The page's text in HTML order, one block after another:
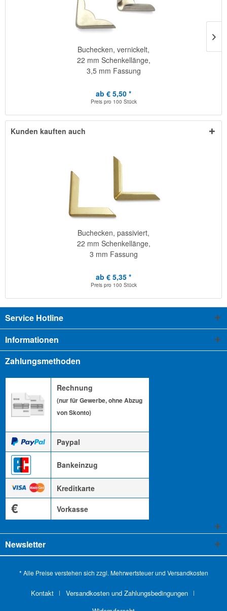
Buchecken, vernickelt,
22 mm Schenkellänge,
3,5 mm Fassung
ab € 5,50 *
Preis pro 100 Stück
Kunden kauften auch
Buchecken, passiviert,
22 mm Schenkellänge,
3 mm Fassung
ab € 5,35 *
Preis pro 100 Stück
Service Hotline
Informationen
Zahlungsmethoden
Rechnung
(nur für Gewerbe, ohne Abzug
von Skonto)
Paypal
Bankeinzug
Kreditkarte
€ Vorkasse
Newsletter
* Alle Preise verstehen sich zzgl. Mehrwertsteuer und Versandkosten
Kontakt
Versandkosten und Zahlungsbedingungen